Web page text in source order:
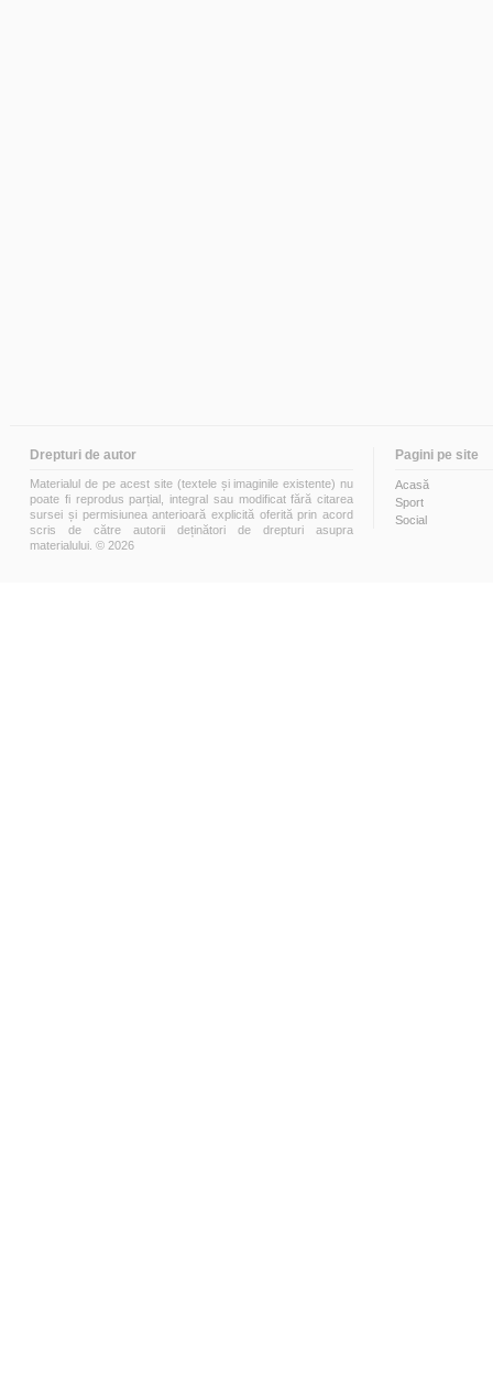
Drepturi de autor
Materialul de pe acest site (textele și imaginile existente) nu
poate fi reprodus parțial, integral sau modificat fără citarea
sursei și permisiunea anterioară explicită oferită prin acord
scris de către autorii deținători de drepturi asupra
materialului. © 2026
Pagini pe site
Acasă
Sport
Social